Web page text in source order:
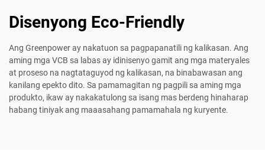
Disenyong Eco-Friendly
Ang Greenpower ay nakatuon sa pagpapanatili ng kalikasan. Ang
aming mga VCB sa labas ay idinisenyo gamit ang mga materyales
at proseso na nagtataguyod ng kalikasan, na binabawasan ang
kanilang epekto dito. Sa pamamagitan ng pagpili sa aming mga
produkto, ikaw ay nakakatulong sa isang mas berdeng hinaharap
habang tiniyak ang maaasahang pamamahala ng kuryente.